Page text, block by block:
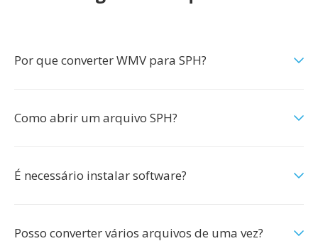
Por que converter WMV para SPH?
Como abrir um arquivo SPH?
É necessário instalar software?
Posso converter vários arquivos de uma vez?